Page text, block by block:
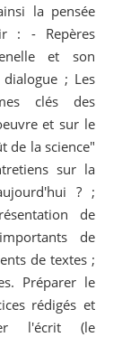
la pensée
: - Repères
et son
; Les
clés des
et sur le
de la science"
sur la
? ;
de
de
de textes ;
Préparer le
rédigés et
l'écrit (le